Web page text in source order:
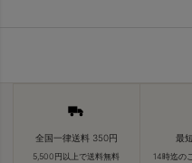
全国一律送料 350円
5,500円以上で送料無料
最
14時迄の